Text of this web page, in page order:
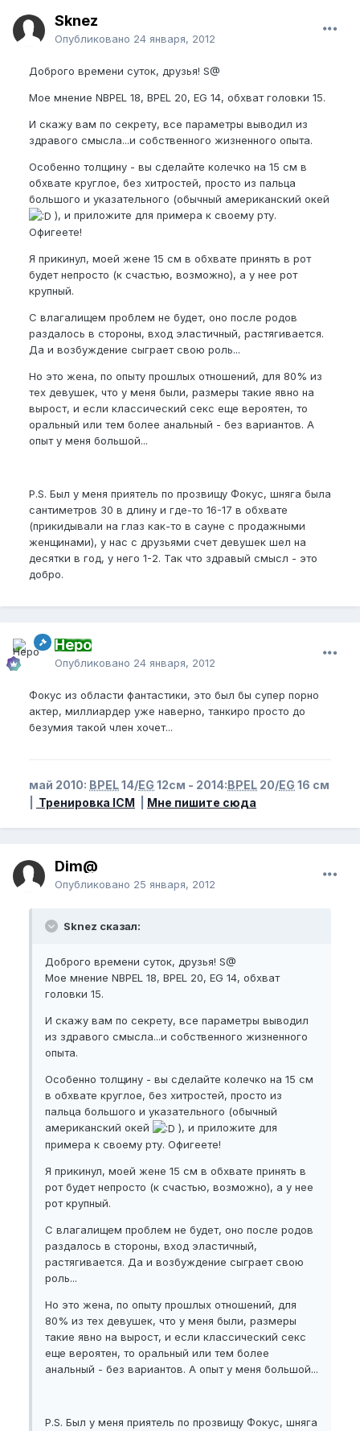
Sknez
Опубликовано 24 января, 2012
Доброго времени суток, друзья! S@
Мое мнение NBPEL 18, BPEL 20, EG 14, обхват головки 15.
И скажу вам по секрету, все параметры выводил из
здравого смысла...и собственного жизненного опыта.
Особенно толщину - вы сделайте колечко на 15 см в
обхвате круглое, без хитростей, просто из пальца
большого и указательного (обычный американский окей
), и приложите для примера к своему рту.
Офигеете!
Я прикинул, моей жене 15 см в обхвате принять в рот
будет непросто (к счастью, возможно), а у нее рот
крупный.
С влагалищем проблем не будет, оно после родов
раздалось в стороны, вход эластичный, растягивается.
Да и возбуждение сыграет свою роль...
Но это жена, по опыту прошлых отношений, для 80% из
тех девушек, что у меня были, размеры такие явно на
вырост, и если классический секс еще вероятен, то
оральный или тем более анальный - без вариантов. А
опыт у меня большой...
P.S. Был у меня приятель по прозвищу Фокус, шняга была
сантиметров 30 в длину и где-то 16-17 в обхвате
(прикидывали на глаз как-то в сауне с продажными
женщинами), у нас с друзьями счет девушек шел на
десятки в год, у него 1-2. Так что здравый смысл - это
добро.
Неро
Опубликовано 24 января, 2012
Фокус из области фантастики, это был бы супер порно
актер, миллиардер уже наверно, танкиро просто до
безумия такой член хочет...
май 2010: BPEL14/EG 12см - 2014:BPEL 20/EG 16 см
Тренировка ICM Мне пишите сюда
Dim@
Опубликовано 25 января, 2012
Sknez сказал:
Доброго времени суток, друзья! S@
Мое мнение NBPEL 18, BPEL 20, EG 14, обхват
головки 15.
И скажу вам по секрету, все параметры выводил
из здравого смысла...и собственного жизненного
опыта.
Особенно толщину - вы сделайте колечко на 15 см
в обхвате круглое, без хитростей, просто из
пальца большого и указательного (обычный
американский окей
), и приложите для
примера к своему рту. Офигеете!
Я прикинул, моей жене 15 см в обхвате принять в
рот будет непросто (к счастью, возможно), а у нее
рот крупный.
С влагалищем проблем не будет, оно после родов
раздалось в стороны, вход эластичный,
растягивается. Да и возбуждение сыграет свою
роль...
Но это жена, по опыту прошлых отношений, для
80% из тех девушек, что у меня были, размеры
такие явно на вырост, и если классический секс
еще вероятен, то оральный или тем более
анальный - без вариантов. А опыт у меня большой...
P.S. Был у меня приятель по прозвищу Фокус, шняга